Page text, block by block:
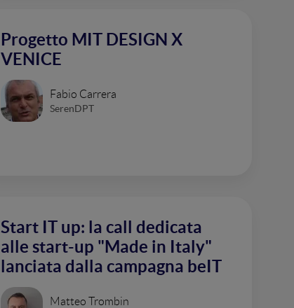
Progetto MIT DESIGN X
VENICE
Fabio Carrera
SerenDPT
Start IT up: la call dedicata
alle start-up "Made in Italy"
lanciata dalla campagna beIT
Matteo Trombin